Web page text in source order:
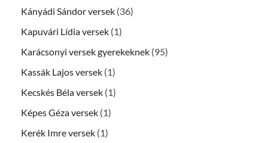
Kányádi Sándor versek (36)
Kapuvári Lídia versek (1)
Karácsonyi versek gyerekeknek (95)
Kassák Lajos versek (1)
Kecskés Béla versek (1)
Képes Géza versek (1)
Kerék Imre versek (1)